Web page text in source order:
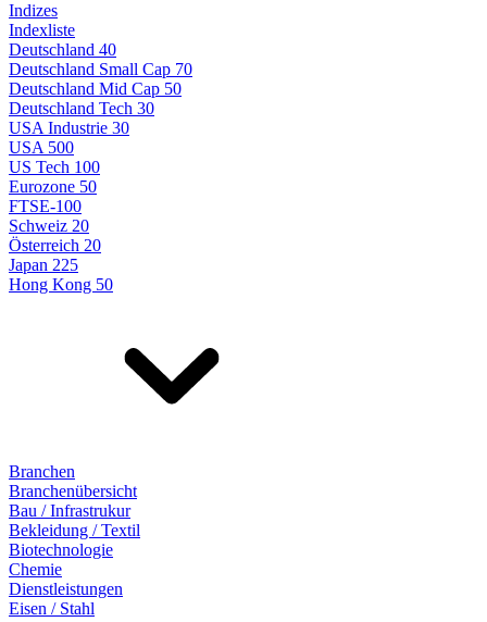
Indizes
Indexliste
Deutschland 40
Deutschland Small Cap 70
Deutschland Mid Cap 50
Deutschland Tech 30
USA Industrie 30
USA 500
US Tech 100
Eurozone 50
FTSE-100
Schweiz 20
Österreich 20
Japan 225
Hong Kong 50
Branchen
Branchenübersicht
Bau / Infrastrukur
Bekleidung / Textil
Biotechnologie
Chemie
Dienstleistungen
Eisen / Stahl